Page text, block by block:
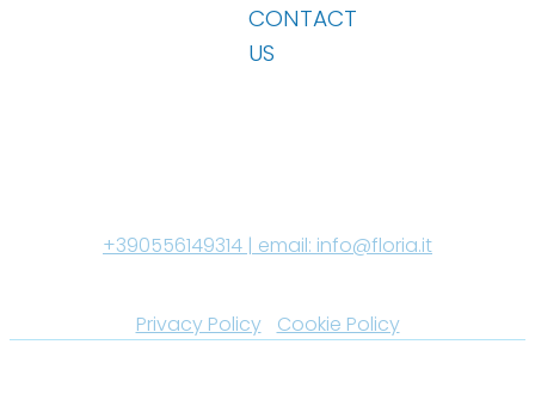
CONTACT
US
+390556149314 | email: info@floria.it
Privacy Policy| Cookie Policy